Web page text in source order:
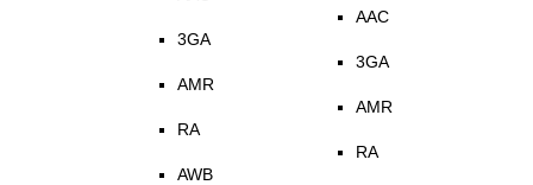
3GA
AMR
RA
AWB
AAC
3GA
AMR
RA